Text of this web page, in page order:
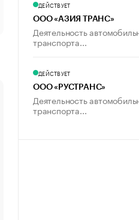
«От спорта тело стареет
ДЕЙСТВУЕТ
ООО «АЗИЯ ТРАНС»
Деятельность
транспорта...
ДЕЙСТВУЕТ
ООО «РУСТРАНС»
Деятельность
транспорта...